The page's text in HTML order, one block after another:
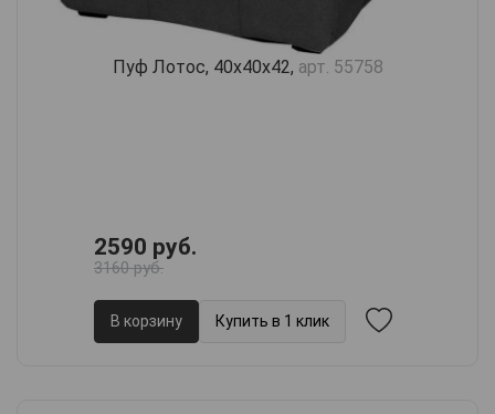
Пуф Лотос, 40х40х42, арт. 55758
2590 руб.
3160 руб.
В корзину Купить в 1 клик